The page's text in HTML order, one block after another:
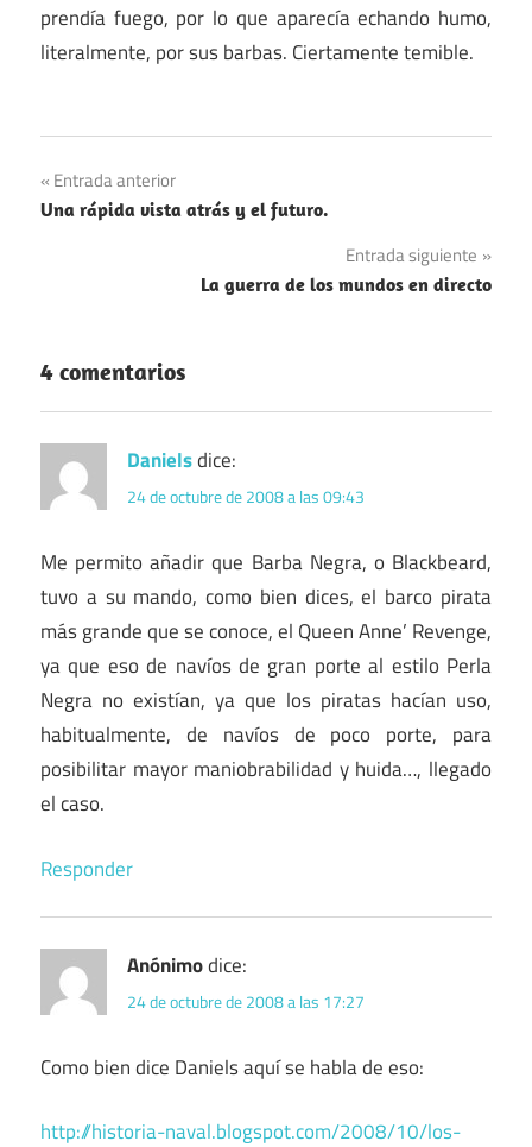
prendía fuego, por lo que aparecía echando humo,
literalmente, por sus barbas. Ciertamente temible.
Navegación
de
Entrada anterior
Una rápida vista atrás y el futuro.
Entrada siguiente
La guerra de los mundos en directo
4 comentarios
Danielsdice:
24 de octubre de 2008 a las 09:43
Me permito añadir que Barba Negra, o Blackbeard,
tuvo a su mando, como bien dices, el barco pirata
más grande que se conoce, el Queen Anne’ Revenge,
ya que eso de navíos de gran porte al estilo Perla
Negra no existían, ya que los piratas hacían uso,
habitualmente, de navíos de poco porte, para
posibilitar mayor maniobrabilidad y huida…, llegado
el caso.
Responder
Anónimodice:
24 de octubre de 2008 a las 17:27
Como bien dice Daniels aquí se habla de eso:
http://historia-naval.blogspot.com/2008/10/los-